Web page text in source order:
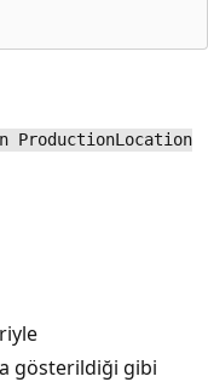
ProductionLocation
gösterildiği gibi